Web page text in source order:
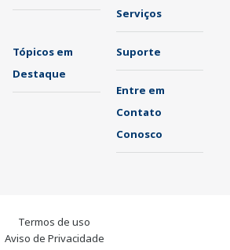
Serviços
Tópicos em
Destaque
Suporte
Entre em
Contato
Conosco
Termos de uso
Aviso de Privacidade